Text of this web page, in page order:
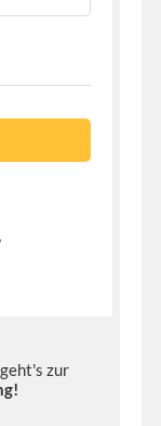
zur
!